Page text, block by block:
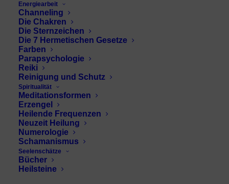
Energiearbeit
Channeling
Die Chakren
Die Sternzeichen
Die 7 Hermetischen Gesetze
Farben
Parapsychologie
Reiki
Reinigung und Schutz
Spiritualität
Meditationsformen
Erzengel
Heilende Frequenzen
Neuzeit Heilung
Numerologie
Schamanismus
Seelenschätze
Bücher
Heilsteine
Shintoismus